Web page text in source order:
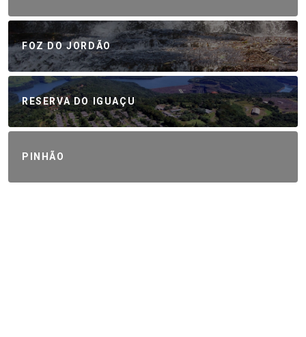
FOZ DO JORDÃO
RESERVA DO IGUAÇU
PINHÃO